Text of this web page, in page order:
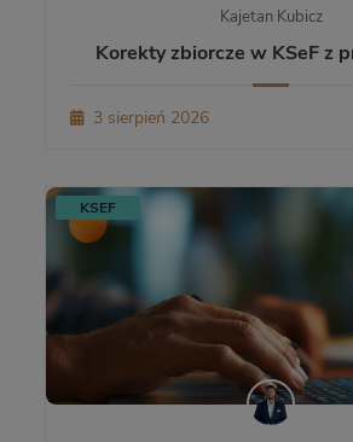
Kajetan Kubicz
Korekty zbiorcze w KSeF z
3 sierpień 2026
KSEF